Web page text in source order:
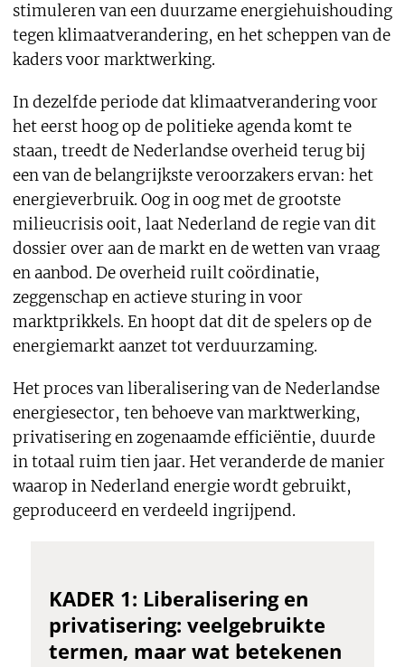
stimuleren van een duurzame energiehuishouding
tegen klimaatverandering, en het scheppen van de
kaders voor marktwerking.
In dezelfde periode dat klimaatverandering voor
het eerst hoog op de politieke agenda komt te
staan, treedt de Nederlandse overheid terug bij
een van de belangrijkste veroorzakers ervan: het
energieverbruik. Oog in oog met de grootste
milieucrisis ooit, laat Nederland de regie van dit
dossier over aan de markt en de wetten van vraag
en aanbod. De overheid ruilt coördinatie,
zeggenschap en actieve sturing in voor
marktprikkels. En hoopt dat dit de spelers op de
energiemarkt aanzet tot verduurzaming.
Het proces van liberalisering van de Nederlandse
energiesector, ten behoeve van marktwerking,
privatisering en zogenaamde efficiëntie, duurde
in totaal ruim tien jaar. Het veranderde de manier
waarop in Nederland energie wordt gebruikt,
geproduceerd en verdeeld ingrijpend.
KADER 1: Liberalisering en
privatisering: veelgebruikte
termen, maar wat betekenen